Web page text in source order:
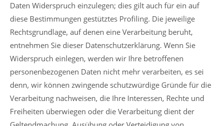
Daten Widerspruch einzulegen; dies gilt auch für ein auf
diese Bestimmungen gestütztes Profiling. Die jeweilige
Rechtsgrundlage, auf denen eine Verarbeitung beruht,
entnehmen Sie dieser Datenschutzerklärung. Wenn Sie
Widerspruch einlegen, werden wir Ihre betroffenen
personenbezogenen Daten nicht mehr verarbeiten, es sei
denn, wir können zwingende schutzwürdige Gründe für die
Verarbeitung nachweisen, die Ihre Interessen, Rechte und
Freiheiten überwiegen oder die Verarbeitung dient der